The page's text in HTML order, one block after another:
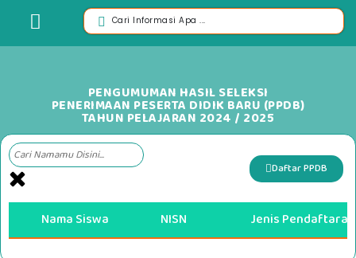
PENGUMUMAN HASIL SELEKSI
PENERIMAAN PESERTA DIDIK BARU (PPDB)
TAHUN PELAJARAN 2024 / 2025
Daftar PPDB
Nama Siswa NISN Jenis Pendaftaran